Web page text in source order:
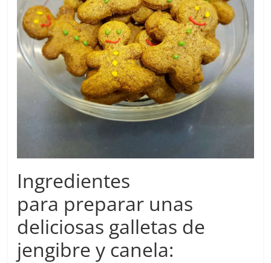
Ingredientes
para preparar unas
deliciosas galletas de
jengibre y canela: